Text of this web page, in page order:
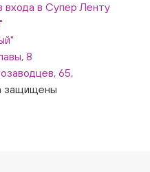
входа в Супер Ленту
8
65,
защищены